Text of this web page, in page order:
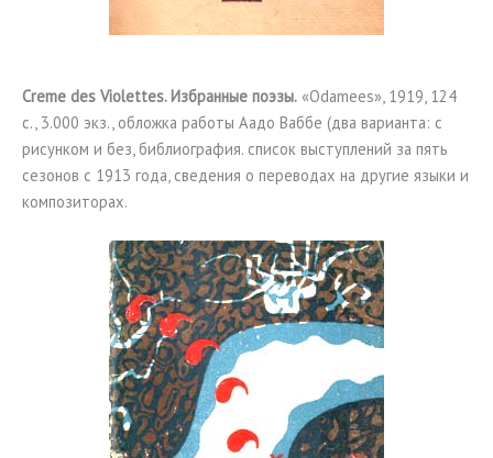
Creme des Violettes. Избранные поэзы. «Odamees», 1919, 124
c., 3.000 экз., обложка работы Аадо Ваббе (два варианта: с
рисунком и без, библиография. список выступлений за пять
сезонов с 1913 года, сведения о переводах на другие языки и
композиторах.